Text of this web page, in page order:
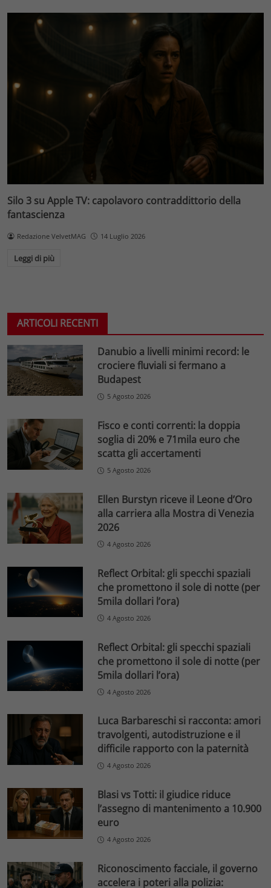
Silo 3 su Apple TV: capolavoro contraddittorio della
fantascienza
Redazione VelvetMAG 14 Luglio 2026
Leggi di più
ARTICOLI RECENTI
Danubio a livelli minimi record: le
crociere fluviali si fermano a
Budapest
5 Agosto 2026
Fisco e conti correnti: la doppia
soglia di 20% e 71mila euro che
scatta gli accertamenti
5 Agosto 2026
Ellen Burstyn riceve il Leone d’Oro
alla carriera alla Mostra di Venezia
2026
4 Agosto 2026
Reflect Orbital: gli specchi spaziali
che promettono il sole di notte (per
5mila dollari l’ora)
4 Agosto 2026
Reflect Orbital: gli specchi spaziali
che promettono il sole di notte (per
5mila dollari l’ora)
4 Agosto 2026
Luca Barbareschi si racconta: amori
travolgenti, autodistruzione e il
difficile rapporto con la paternità
4 Agosto 2026
Blasi vs Totti: il giudice riduce
l’assegno di mantenimento a 10.900
euro
4 Agosto 2026
Riconoscimento facciale, il governo
accelera i poteri alla polizia: